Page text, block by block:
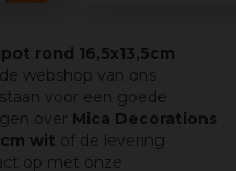
rond 16,5x13,5cm
webshop van ons
voor een goede
over Mica Decorations
wit of de levering
op met onze